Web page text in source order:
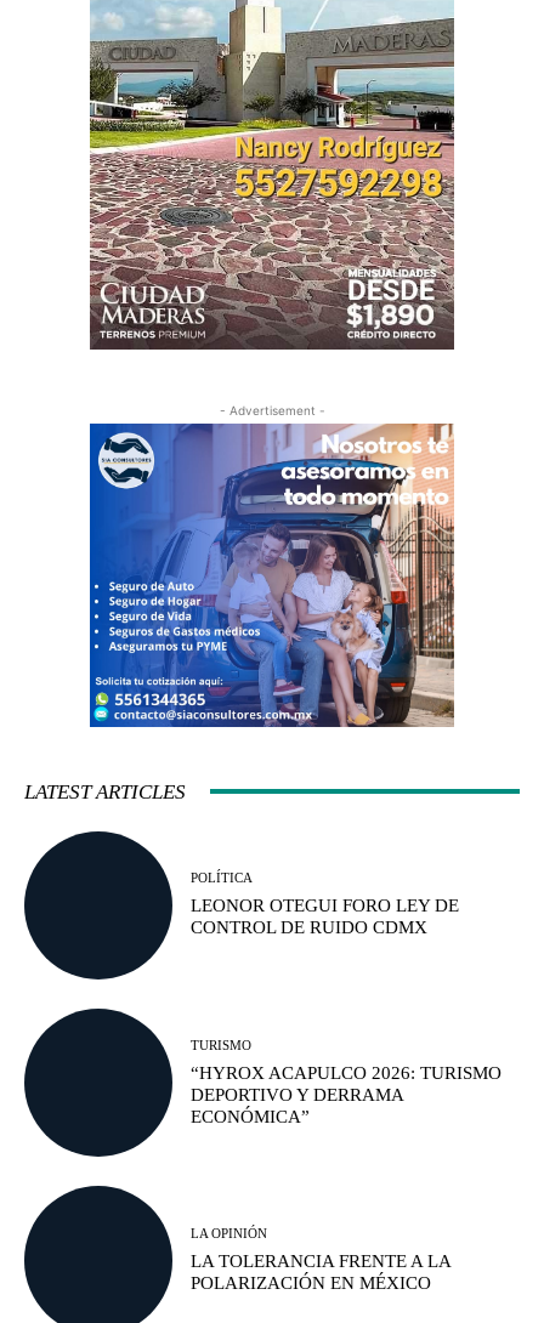
- Advertisement -
LATEST ARTICLES
POLÍTICA
LEONOR OTEGUI FORO LEY DE
CONTROL DE RUIDO CDMX
TURISMO
“HYROX ACAPULCO 2026: TURISMO
DEPORTIVO Y DERRAMA
ECONÓMICA”
LA OPINIÓN
LA TOLERANCIA FRENTE A LA
POLARIZACIÓN EN MÉXICO